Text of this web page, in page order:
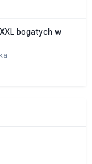
bogatych w